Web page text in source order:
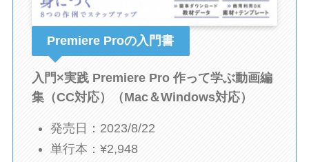
Premiere Proの入門書
入門×実践 Premiere Pro 作って学ぶ動画編
集（CC対応）（Mac＆Windows対応）
発売日：2023/8/22
単行本：¥2,948